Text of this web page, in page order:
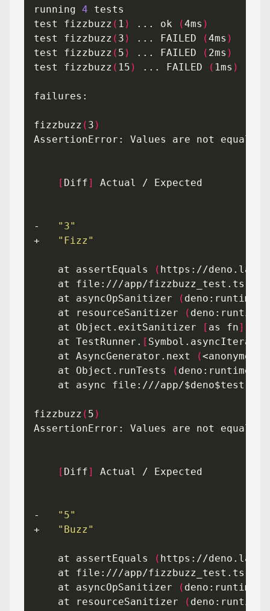
running 4
test fizzbuzz ( 1 ) ... ok (4ms )
test fizzbuzz ( 3 ) ... FAILED (4ms )
test fizzbuzz ( 5 ) ... FAILED ( 2ms )
test fizzbuzz ( 15 ) ... FAILED ( 1ms )
fizzbuzz ( 3 )
[ Diff]
-
"3"
+
"Fizz"
    at assertEquals
( https://deno.land/
    at asyncOpSanitizer
(
    at resourceSanitizer
(
    at Object.exitSanitizer
[ as fn]
    at TestRunner.
[ Symbol.asyncIterator
    at AsyncGenerator.next
(<anonymous>
    at Object.runTests
( deno:runtime/
fizzbuzz ( 5 )
[ Diff]
-
"5"
+
"Buzz"
    at assertEquals
( https://deno.land/
    at asyncOpSanitizer
(
    at resourceSanitizer
(